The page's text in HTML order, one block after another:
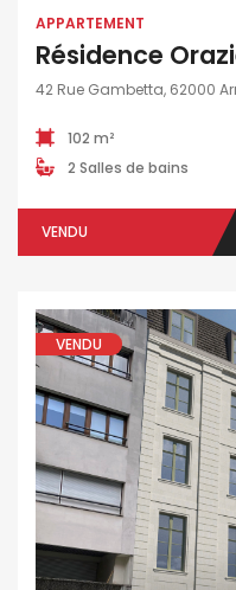
APPARTEMENT
Résidence
42 Rue Gambetta, 62000
102 m²
2 Salles de bains
VENDU
VENDU